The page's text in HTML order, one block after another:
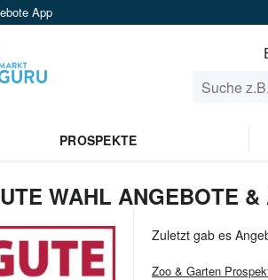
App
PROSPEKTE
WAHL ANGEBOTE &
Zuletzt gab es
Zoo & Garten